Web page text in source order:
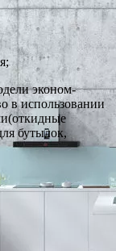
эконом-
в использовании
бутылок,